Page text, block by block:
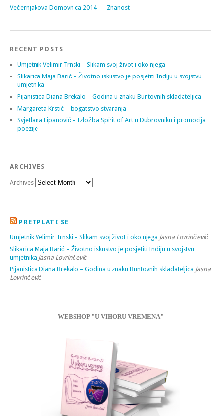
Večernjakova Domovnica 2014
Znanost
RECENT POSTS
Umjetnik Velimir Trnski – Slikam svoj život i oko njega
Slikarica Maja Barić – Životno iskustvo je posjetiti Indiju u svojstvu
umjetnika
Pijanistica Diana Brekalo – Godina u znaku Buntovnih skladateljica
Margareta Krstić – bogatstvo stvaranja
Svjetlana Lipanović – Izložba Spirit of Art u Dubrovniku i promocija
poezije
ARCHIVES
Archives
PRETPLATI SE
Umjetnik Velimir Trnski – Slikam svoj život i oko njega Jasna Lovrinčević
Slikarica Maja Barić – Životno iskustvo je posjetiti Indiju u svojstvu
umjetnika Jasna Lovrinčević
Pijanistica Diana Brekalo – Godina u znaku Buntovnih skladateljica Jasna
Lovrinčević
WEBSHOP "U VIHORU VREMENA"